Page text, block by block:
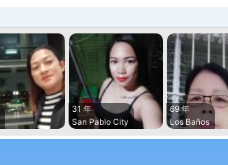
31 年
San Pablo City
69 年
Los Baños